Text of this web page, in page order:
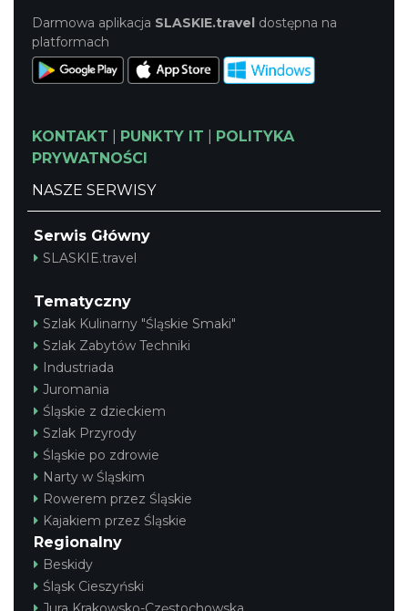
Darmowa aplikacja SLASKIE.travel dostępna na
platformach
KONTAKT PUNKTY IT
POLITYKA
PRYWATNOŚCI
NASZE SERWISY
Serwis Główny
SLASKIE.travel
Tematyczny
Szlak Kulinarny "Śląskie Smaki"
Szlak Zabytów Techniki
Industriada
Juromania
Śląskie z dzieckiem
Szlak Przyrody
Śląskie po zdrowie
Narty w Śląskim
Rowerem przez Śląskie
Kajakiem przez Śląskie
Regionalny
Beskidy
Śląsk Cieszyński